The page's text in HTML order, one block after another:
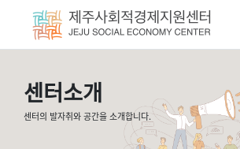
센터소개
센터의 발자취와 공간을 소개합니다.